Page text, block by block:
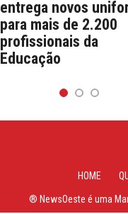
entrega novos
para mais de 2.200
profissionais da
Educação
HOME
® NewsOeste é uma